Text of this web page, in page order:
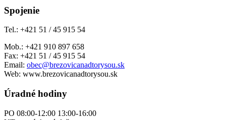
Spojenie
Tel.: +421 51 / 45 915 54
Mob.: +421 910 897 658
Fax: +421 51 / 45 915 54
Email: obec@brezovicanadtorysou.sk
Web: www.brezovicanadtorysou.sk
Úradné hodiny
PO 08:00-12:00 13:00-16:00